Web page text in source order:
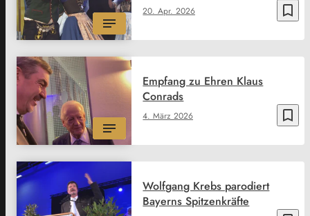
bookmark_border
20. Apr. 2026
bookmark_border
4. März 2026
Empfang zu Ehren Klaus
Conrads
Wolfgang Krebs parodiert
Bayerns Spitzenkräfte